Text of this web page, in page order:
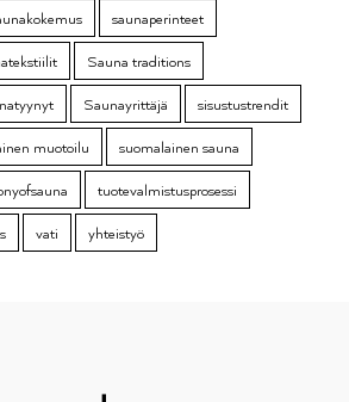
saunaperinteet
Sauna traditions
Saunayrittäjä
sisustustrendit
muotoilu
suomalainen sauna
tuotevalmistusprosessi
vati yhteistyö